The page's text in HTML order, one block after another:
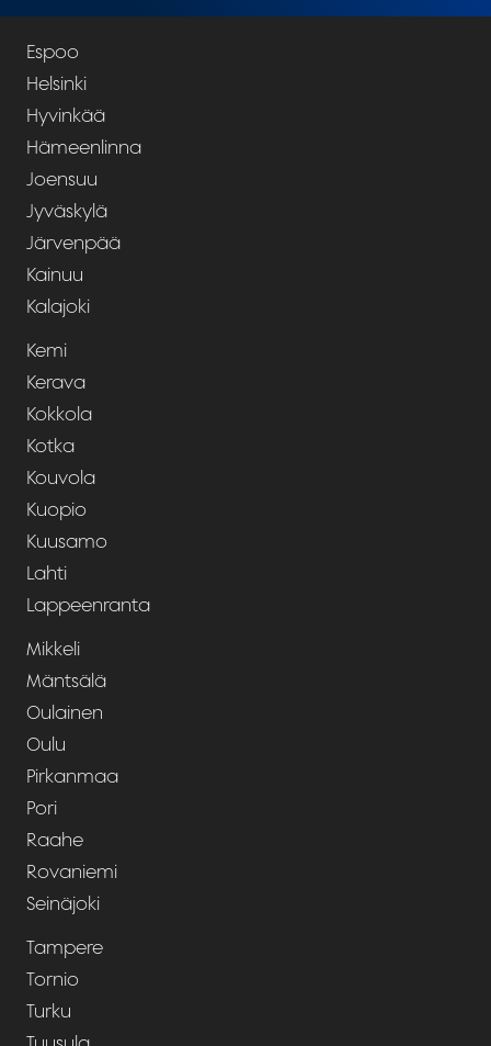
Espoo
Helsinki
Hyvinkää
Hämeenlinna
Joensuu
Jyväskylä
Järvenpää
Kainuu
Kalajoki
Kemi
Kerava
Kokkola
Kotka
Kouvola
Kuopio
Kuusamo
Lahti
Lappeenranta
Mikkeli
Mäntsälä
Oulainen
Oulu
Pirkanmaa
Pori
Raahe
Rovaniemi
Seinäjoki
Tampere
Tornio
Turku